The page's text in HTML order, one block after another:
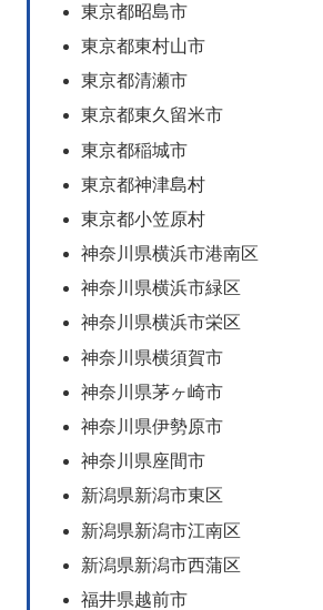
東京都昭島市
東京都東村山市
東京都清瀬市
東京都東久留米市
東京都稲城市
東京都神津島村
東京都小笠原村
神奈川県横浜市港南区
神奈川県横浜市緑区
神奈川県横浜市栄区
神奈川県横須賀市
神奈川県茅ヶ崎市
神奈川県伊勢原市
神奈川県座間市
新潟県新潟市東区
新潟県新潟市江南区
新潟県新潟市西蒲区
福井県越前市